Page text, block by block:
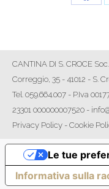
CANTINA DI S. CROCE
Correggio, 35 - 41012 - S.
Tel. 059.664.007 - P.Iva
23301 000000007520 -
Privacy Policy - Cookie
Informativa sulla
Le tue